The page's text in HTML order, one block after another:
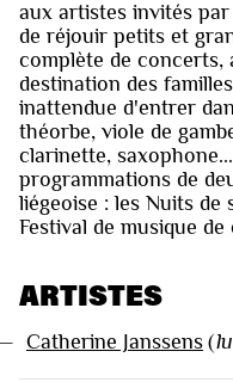
aux artistes invités par
de réjouir petits et
complète de concerts,
destination des
inattendue d'entrer
théorbe, viole de
clarinette,
programmations de
liégeoise : les Nuits de
Festival de musique
ARTISTES
Catherine Janssens (